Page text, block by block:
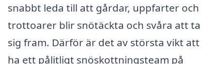
snabbt leda till att gårdar, uppfarter och
trottoarer blir snötäckta och svåra att ta
sig fram. Därför är det av största vikt att
ha ett pålitligt snöskottningsteam på